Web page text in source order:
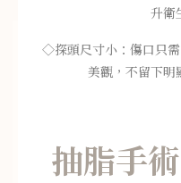
升衛
◇探頭尺寸小：傷口只需
美觀，不留下明
抽脂手